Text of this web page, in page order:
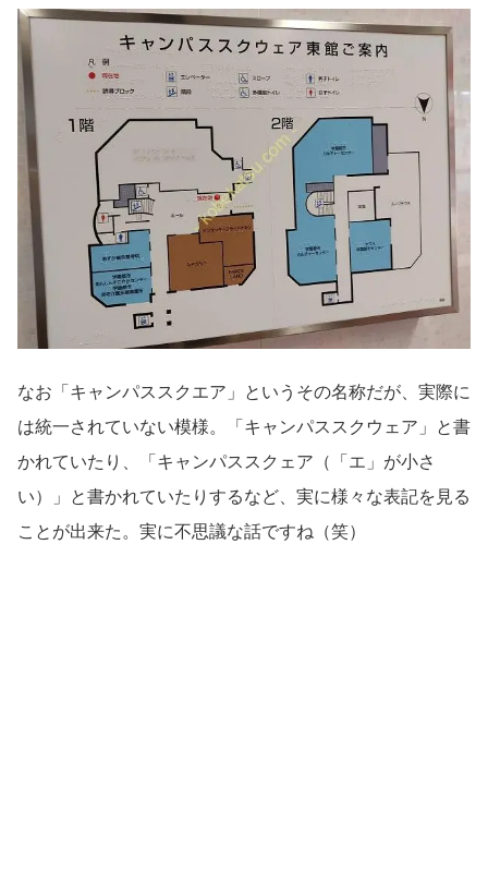
なお「キャンパススクエア」というその名称だが、実際に
は統一されていない模様。「キャンパススクウェア」と書
かれていたり、「キャンパススクェア（「エ」が小さ
い）」と書かれていたりするなど、実に様々な表記を見る
ことが出来た。実に不思議な話ですね（笑）